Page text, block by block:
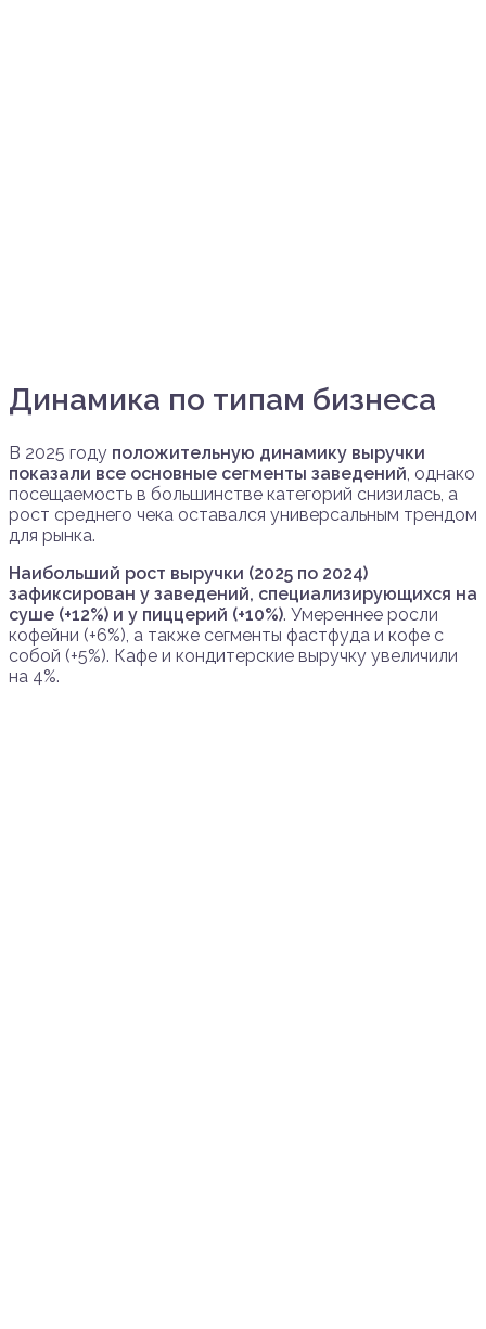
Динамика по типам бизнеса
В 2025 году положительную динамику выручки
показали все основные сегменты заведений, однако
посещаемость в большинстве категорий снизилась, а
рост среднего чека оставался универсальным трендом
для рынка.
Наибольший рост выручки (2025 по 2024)
зафиксирован у заведений, специализирующихся на
суше (+12%) и у пиццерий (+10%). Умереннее росли
кофейни (+6%), а также сегменты фастфуда и кофе с
собой (+5%). Кафе и кондитерские выручку увеличили
на 4%.